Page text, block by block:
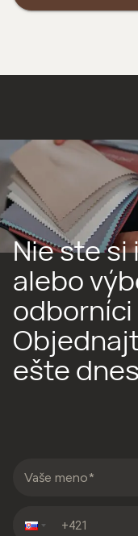
Nie ste si
alebo
odborníci
ešte